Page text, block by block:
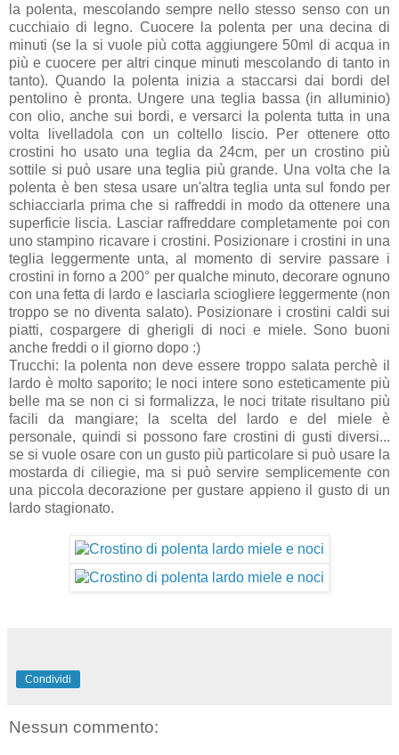
la polenta, mescolando sempre nello stesso senso con un
cucchiaio di legno. Cuocere la polenta per una decina di
minuti (se la si vuole più cotta aggiungere 50ml di acqua in
più e cuocere per altri cinque minuti mescolando di tanto in
tanto). Quando la polenta inizia a staccarsi dai bordi del
pentolino è pronta. Ungere una teglia bassa (in alluminio)
con olio, anche sui bordi, e versarci la polenta tutta in una
volta livelladola con un coltello liscio. Per ottenere otto
crostini ho usato una teglia da 24cm, per un crostino più
sottile si può usare una teglia più grande. Una volta che la
polenta è ben stesa usare un'altra teglia unta sul fondo per
schiacciarla prima che si raffreddi in modo da ottenere una
superficie liscia. Lasciar raffreddare completamente poi con
uno stampino ricavare i crostini. Posizionare i crostini in una
teglia leggermente unta, al momento di servire passare i
crostini in forno a 200° per qualche minuto, decorare ognuno
con una fetta di lardo e lasciarla sciogliere leggermente (non
troppo se no diventa salato). Posizionare i crostini caldi sui
piatti, cospargere di gherigli di noci e miele. Sono buoni
anche freddi o il giorno dopo :)
Trucchi: la polenta non deve essere troppo salata perchè il
lardo è molto saporito; le noci intere sono esteticamente più
belle ma se non ci si formalizza, le noci tritate risultano più
facili da mangiare; la scelta del lardo e del miele è
personale, quindi si possono fare crostini di gusti diversi...
se si vuole osare con un gusto più particolare si può usare la
mostarda di ciliegie, ma si può servire semplicemente con
una piccola decorazione per gustare appieno il gusto di un
lardo stagionato.
Condividi
Nessun commento: